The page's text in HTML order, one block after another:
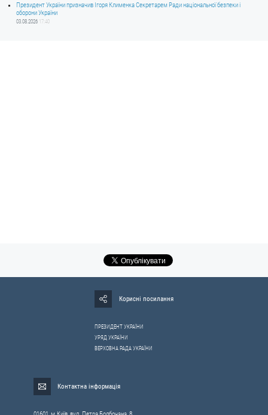
Президент України призначив Ігоря Клименка Секретарем Ради національної безпеки і
оборони України
03.08.2026 17:40
Корисні посилання
ПРЕЗИДЕНТ УКРАЇНИ
УРЯД УКРАЇНИ
ВЕРХОВНА РАДА УКРАЇНИ
Контактна інформація